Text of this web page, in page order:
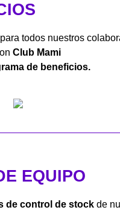
todos nuestros
Club Mami
de beneficios.
EQUIPO
de control de stockde